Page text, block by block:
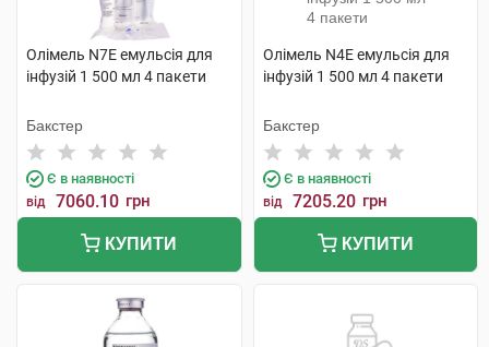
Олімель N7E емульсія для
інфузій 1 500 мл 4 пакети
Бакстер
Є в наявності
від 7060.10 грн
КУПИТИ
Олімель N4E емульсія для
інфузій 1 500 мл 4 пакети
Бакстер
Є в наявності
від 7205.20 грн
КУПИТИ